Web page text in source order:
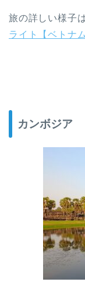
旅の詳しい様子
ライト【ベトナム
カンボジア